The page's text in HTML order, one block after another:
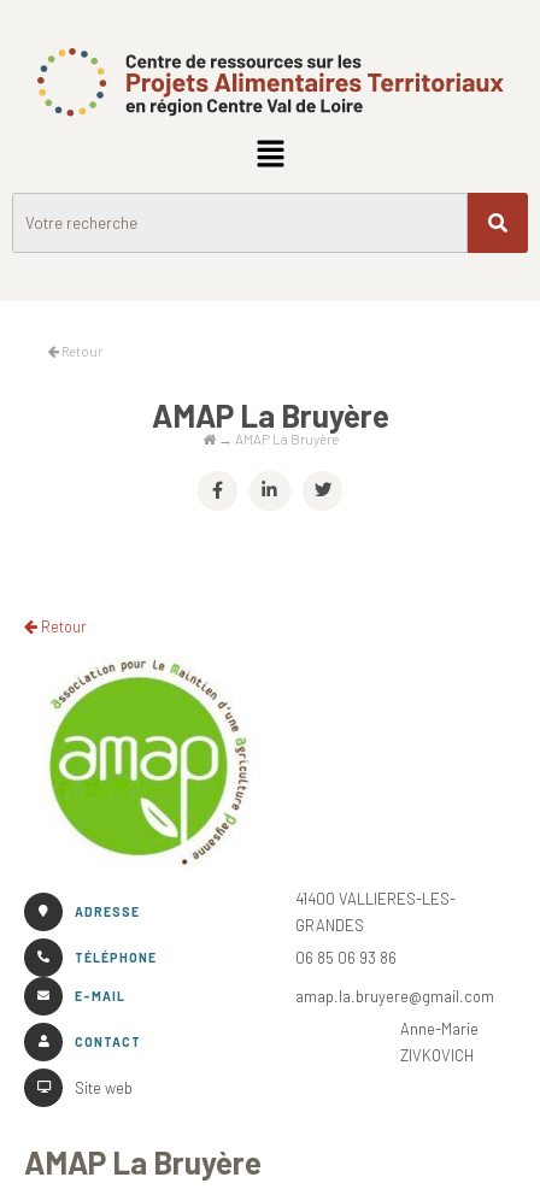
Retour
AMAP La Bruyère
→ AMAP La Bruyère
Retour
ADRESSE
41400 VALLIERES-LES-
GRANDES
TÉLÉPHONE 06 85 06 93 86
E-MAIL amap.la.bruyere@gmail.com
CONTACT
Anne-Marie
ZIVKOVICH
Site web
AMAP La Bruyère